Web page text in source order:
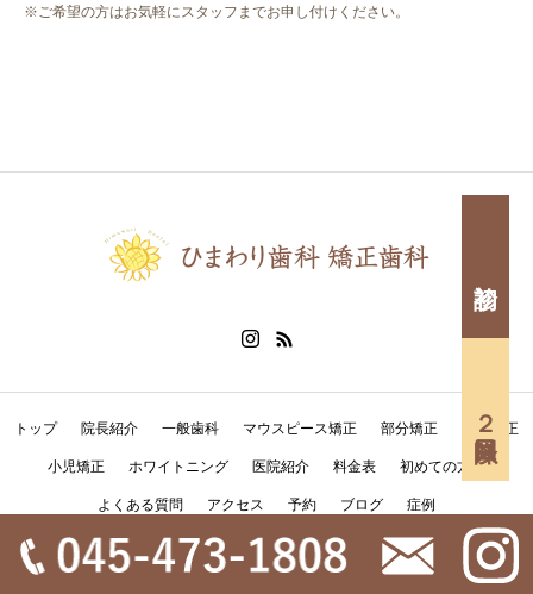
※ご希望の方はお気軽にスタッフまでお申し付けください。
２回目以降
トップ 院長紹介 一般歯科 マウスピース矯正 部分矯正 全顎矯正
小児矯正 ホワイトニング 医院紹介 料金表 初めての方へ
よくある質問 アクセス 予約 ブログ 症例
Copyright © 医療法人社団 英仁会